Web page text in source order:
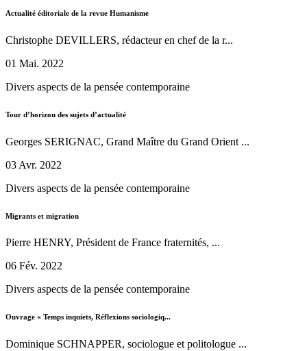
Actualité éditoriale de la revue Humanisme
Christophe DEVILLERS, rédacteur en chef de la r...
01 Mai. 2022
Divers aspects de la pensée contemporaine
Tour d’horizon des sujets d’actualité
Georges SERIGNAC, Grand Maître du Grand Orient ...
03 Avr. 2022
Divers aspects de la pensée contemporaine
Migrants et migration
Pierre HENRY, Président de France fraternités, ...
06 Fév. 2022
Divers aspects de la pensée contemporaine
Ouvrage « Temps inquiets, Réflexions sociologiq...
Dominique SCHNAPPER, sociologue et politologue ...